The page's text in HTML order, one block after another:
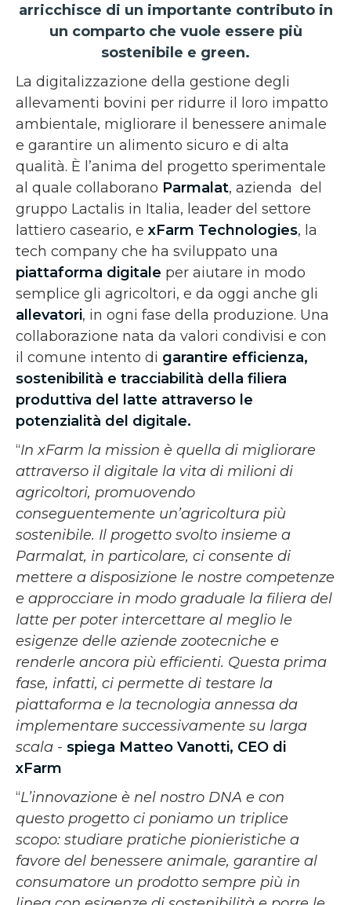
arricchisce di un importante contributo in
un comparto che vuole essere più
sostenibile e green.
La digitalizzazione della gestione degli
allevamenti bovini per ridurre il loro impatto
ambientale, migliorare il benessere animale
e garantire un alimento sicuro e di alta
qualità. È l’anima del progetto sperimentale
al quale collaborano Parmalat, azienda del
gruppo Lactalis in Italia, leader del settore
lattiero caseario, e xFarm Technologies, la
tech company che ha sviluppato una
piattaforma digitale per aiutare in modo
semplice gli agricoltori, e da oggi anche gli
allevatori, in ogni fase della produzione. Una
collaborazione nata da valori condivisi e con
il comune intento di garantire efficienza,
sostenibilità e tracciabilità della filiera
produttiva del latte attraverso le
potenzialità del digitale.
“In xFarm la mission è quella di migliorare
attraverso il digitale la vita di milioni di
agricoltori, promuovendo
conseguentemente un’agricoltura più
sostenibile. Il progetto svolto insieme a
Parmalat, in particolare, ci consente di
mettere a disposizione le nostre competenze
e approcciare in modo graduale la filiera del
latte per poter intercettare al meglio le
esigenze delle aziende zootecniche e
renderle ancora più efficienti. Questa prima
fase, infatti, ci permette di testare la
piattaforma e la tecnologia annessa da
implementare successivamente su larga
scala - spiega Matteo Vanotti, CEO di
xFarm
“L’innovazione è nel nostro DNA e con
questo progetto ci poniamo un triplice
scopo: studiare pratiche pionieristiche a
favore del benessere animale, garantire al
consumatore un prodotto sempre più in